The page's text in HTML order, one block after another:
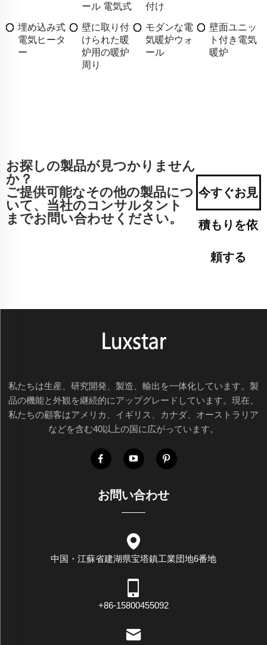
ール 電気式
付け
埋め込み式
電気ヒータ
ー
壁に取り付
けられた暖
炉用の暖炉
周り
モダンな電
気暖炉ウォ
ール
壁面ユニッ
ト付き電気
暖炉
お探しの製品が見つかりません
か？
ご提供可能なその他の製品につ
いて、当社のコンサルタント
までお問い合わせください。
今すぐお見
積もりを依
頼する
私たちは生産、研究開発、製造、輸出を一体化しています。製
品の機能と外観を継続的にアップグレードしています。現在、
私たちの顧客はアメリカ、イギリス、カナダ、オーストラリア
などを含む40以上の国に広がっています。
お問い合わせ
中国・江蘇省建湖県宝塔鎮工業団地6番地
+86-15800455092